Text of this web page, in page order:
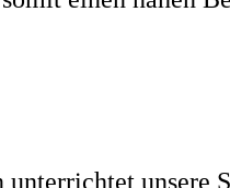
unterrichtet unsere